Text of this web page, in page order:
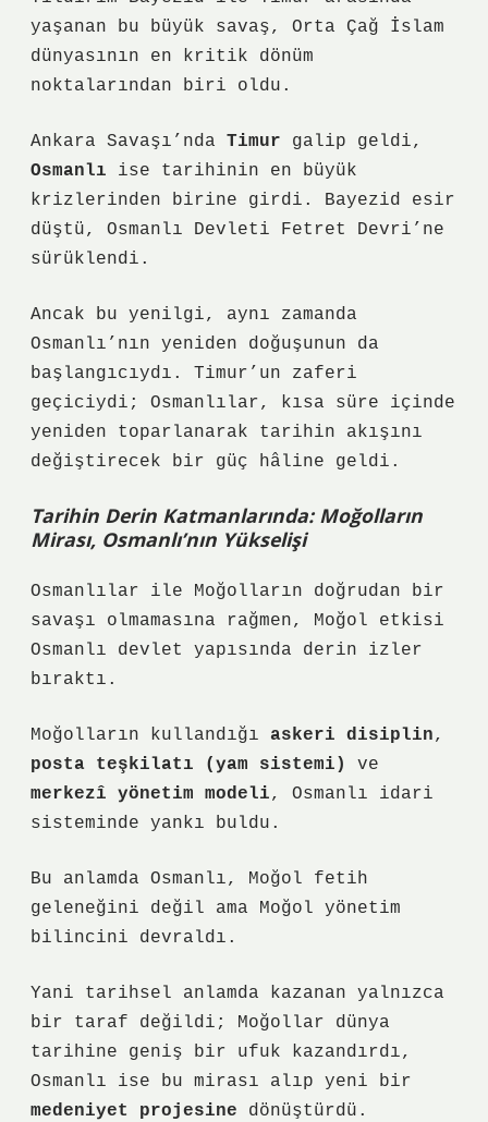
yaşanan bu büyük savaş, Orta Çağ İslam
dünyasının en kritik dönüm
noktalarından biri oldu.
Ankara Savaşı’nda Timur galip geldi,
Osmanlı ise tarihinin en büyük
krizlerinden birine girdi. Bayezid esir
düştü, Osmanlı Devleti Fetret Devri ’ne
sürüklendi.
Ancak bu yenilgi, aynı zamanda
Osmanlı’nın yeniden doğuşunun da
başlangıcıydı. Timur’un zaferi
geçiciydi; Osmanlılar, kısa süre içinde
yeniden toparlanarak tarihin akışını
değiştirecek bir güç hâline geldi.
Tarihin Derin Katmanlarında: Moğolların
Mirası, Osmanlı’nın Yükselişi
Osmanlılar ile Moğolların doğrudan bir
savaşı olmamasına rağmen, Moğol etkisi
Osmanlı devlet yapısında derin izler
bıraktı.
Moğolların kullandığı askeri disiplin,
posta teşkilatı (yam sistemi)
ve
merkezî yönetim modeli, Osmanlı idari
sisteminde yankı buldu.
Bu anlamda Osmanlı, Moğol fetih
geleneğini değil ama Moğol yönetim
bilincini devraldı.
Yani tarihsel anlamda kazanan yalnızca
bir taraf değildi; Moğollar dünya
tarihine geniş bir ufuk kazandırdı,
Osmanlı ise bu mirası alıp yeni bir
medeniyet projesine dönüştürdü.